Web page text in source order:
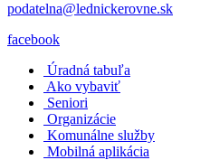
podatelna@lednickerovne.sk
facebook
Úradná tabuľa
Ako vybaviť
Seniori
Organizácie
Komunálne služby
Mobilná aplikácia